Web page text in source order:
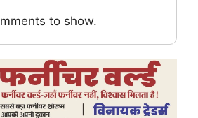
to show.